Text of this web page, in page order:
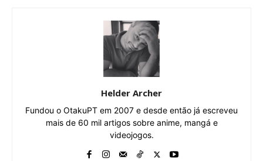
Helder Archer
Fundou o OtakuPT em 2007 e desde então já escreveu
mais de 60 mil artigos sobre anime, mangá e
videojogos.